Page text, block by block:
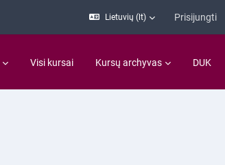
Lietuvių ‎(lt)‎ Prisijungti
Visi kursai Kursų archyvas DUK